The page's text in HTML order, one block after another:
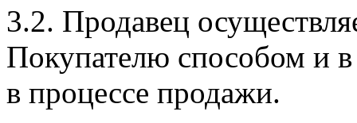
3.2. Продавец
Покупателю способом и
в процессе продажи.